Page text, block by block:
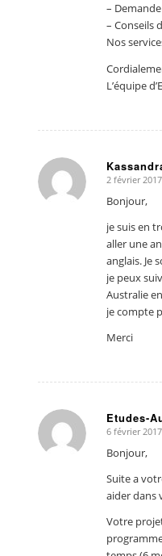
–
– Conseils
Nos
L’équipe
dit
:
2 février
Bonjour,
je suis en
aller une
anglais. Je
je peux
Australie
je compte
Merci
Etudes-
dit
:
6 février
Bonjour,
Suite a
aider dans
Votre